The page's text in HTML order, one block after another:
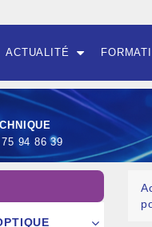
ACTUALITÉ
94 86 39